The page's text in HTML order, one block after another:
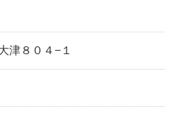
津８０４−１